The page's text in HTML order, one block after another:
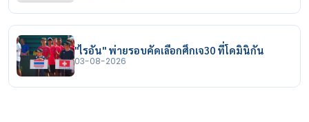
"ไรอัน" พ่ายรอบคัดเลือกศึกเจ30 ที่โดมินิกัน
03-08-2026